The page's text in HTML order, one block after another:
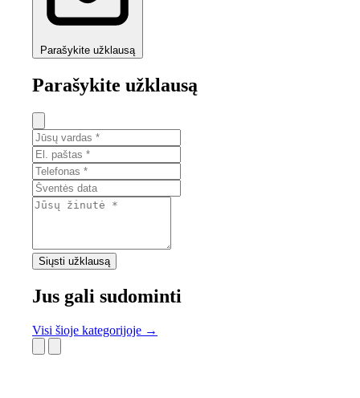
Parašykite užklausą
Parašykite užklausą
Siųsti užklausą
Jus gali sudominti
Visi šioje kategorijoje →